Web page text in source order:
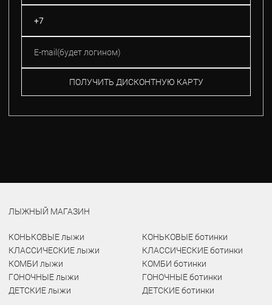
ПОЛУЧИТЬ ДИСКОНТНУЮ КАРТУ
ЛЫЖНЫЙ МАГАЗИН
КОНЬКОВЫЕ лыжи
КЛАССИЧЕСКИЕ лыжи
КОМБИ лыжи
ГОНОЧНЫЕ лыжи
ДЕТСКИЕ лыжи
КОНЬКОВЫЕ ботинки
КЛАССИЧЕСКИЕ ботинки
КОМБИ ботинки
ГОНОЧНЫЕ ботинки
ДЕТСКИЕ ботинки